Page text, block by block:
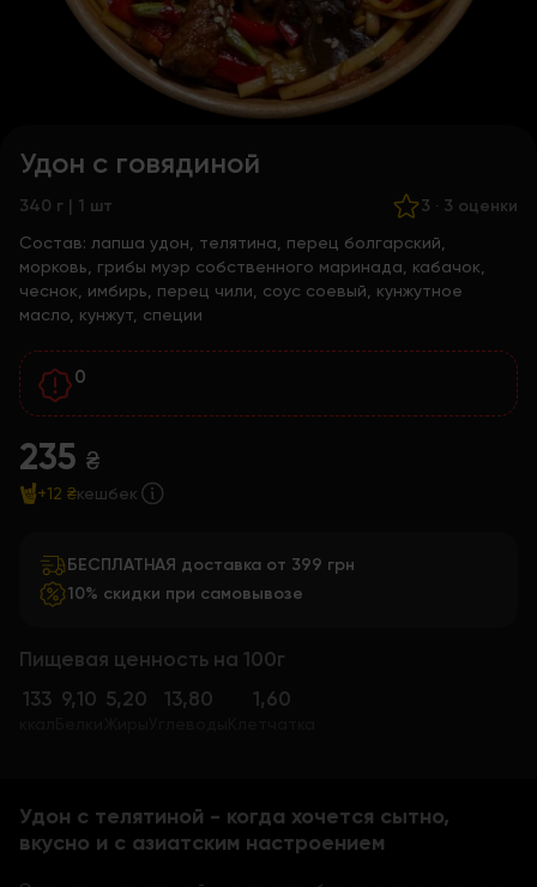
Удон с говядиной
340 г | 1 шт 3 · 3 оценки
Состав: лапша удон, телятина, перец болгарский,
морковь, грибы муэр собственного маринада, кабачок,
чеснок, имбирь, перец чили, соус соевый, кунжутное
масло, кунжут, специи
0
235 ₴
+12 ₴кешбек
БЕСПЛАТНАЯ доставка от 399 грн
10% скидки при самовывозе
Пищевая ценность на 100г
133 9,10 5,20 13,80 1,60
Удон с телятиной - когда хочется сытно,
вкусно и с азиатским настроением